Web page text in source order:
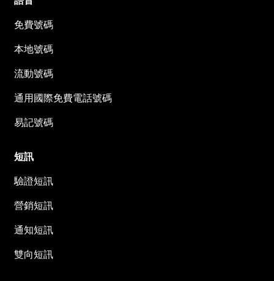
免費號碼
本地號碼
流動號碼
通用國際免費電話號碼
易記號碼
短訊
驗證短訊
營銷短訊
通知短訊
雙向短訊